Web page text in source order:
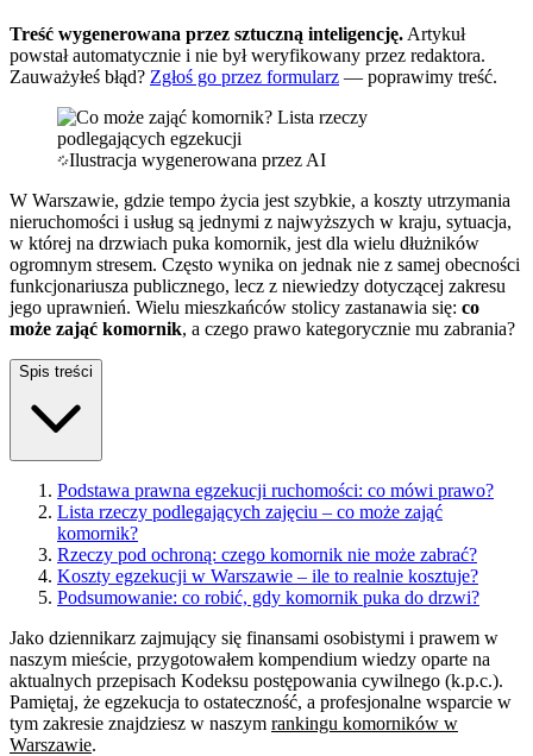
Treść wygenerowana przez sztuczną inteligencję. Artykuł
powstał automatycznie i nie był weryfikowany przez redaktora.
Zauważyłeś błąd? Zgłoś go przez formularz — poprawimy treść.
Ilustracja wygenerowana przez AI
W Warszawie, gdzie tempo życia jest szybkie, a koszty utrzymania
nieruchomości i usług są jednymi z najwyższych w kraju, sytuacja,
w której na drzwiach puka komornik, jest dla wielu dłużników
ogromnym stresem. Często wynika on jednak nie z samej obecności
funkcjonariusza publicznego, lecz z niewiedzy dotyczącej zakresu
jego uprawnień. Wielu mieszkańców stolicy zastanawia się: co
może zająć komornik, a czego prawo kategorycznie mu zabrania?
Spis treści
Podstawa prawna egzekucji ruchomości: co mówi prawo?
Lista rzeczy podlegających zajęciu – co może zająć
komornik?
Rzeczy pod ochroną: czego komornik nie może zabrać?
Koszty egzekucji w Warszawie – ile to realnie kosztuje?
Podsumowanie: co robić, gdy komornik puka do drzwi?
Jako dziennikarz zajmujący się finansami osobistymi i prawem w
naszym mieście, przygotowałem kompendium wiedzy oparte na
aktualnych przepisach Kodeksu postępowania cywilnego (k.p.c.).
Pamiętaj, że egzekucja to ostateczność, a profesjonalne wsparcie w
tym zakresie znajdziesz w naszym rankingu komorników w
Warszawie.